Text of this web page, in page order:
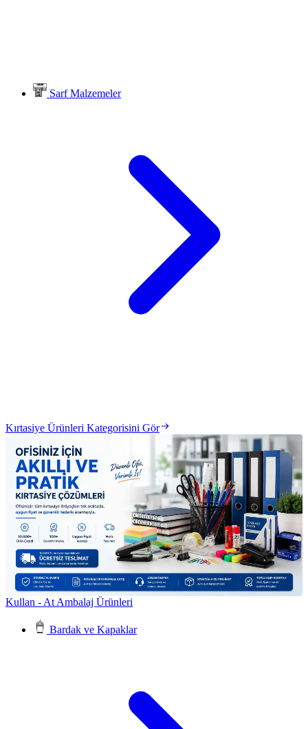
Sarf Malzemeler
Kırtasiye Ürünleri Kategorisini Gör
Kullan - At Ambalaj Ürünleri
Bardak ve Kapaklar